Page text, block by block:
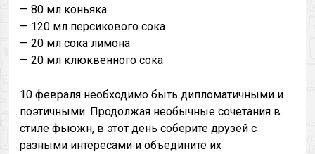
— 80 мл коньяка
— 120 мл персикового сока
— 20 мл сока лимона
— 20 мл клюквенного сока
10 февраля необходимо быть дипломатичными и
поэтичными. Продолжая необычные сочетания в
стиле фьюжн, в этот день соберите друзей с
разными интересами и объедините их